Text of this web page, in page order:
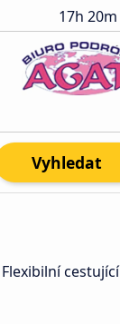
17h 20m
Vyhledat
Flexibilní cestující